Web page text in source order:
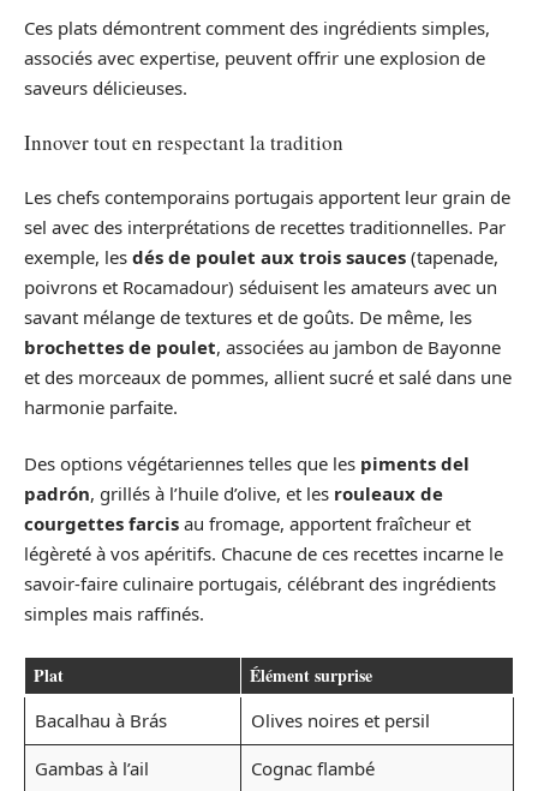
Ces plats démontrent comment des ingrédients simples,
associés avec expertise, peuvent offrir une explosion de
saveurs délicieuses.
Innover tout en respectant la tradition
Les chefs contemporains portugais apportent leur grain de
sel avec des interprétations de recettes traditionnelles. Par
exemple, les dés de poulet aux trois sauces (tapenade,
poivrons et Rocamadour) séduisent les amateurs avec un
savant mélange de textures et de goûts. De même, les
brochettes de poulet, associées au jambon de Bayonne
et des morceaux de pommes, allient sucré et salé dans une
harmonie parfaite.
Des options végétariennes telles que les piments del
padrón, grillés à l’huile d’olive, et les rouleaux de
courgettes farcis au fromage, apportent fraîcheur et
légèreté à vos apéritifs. Chacune de ces recettes incarne le
savoir-faire culinaire portugais, célébrant des ingrédients
simples mais raffinés.
Plat Élément surprise
Bacalhau à Brás
Olives noires et persil
Gambas à l’ail
Cognac flambé